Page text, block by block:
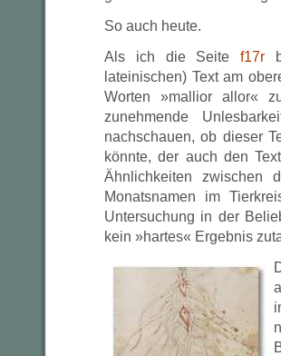
So auch heute.
Als ich die Seitef17r
lateinischen) Text am
Worten »mallior allor«
zunehmende
nachschauen, ob dieser
könnte, der auch den
Ähnlichkeiten zwischen
Monatsnamen im
Untersuchung in der
kein »hartes« Ergebnis